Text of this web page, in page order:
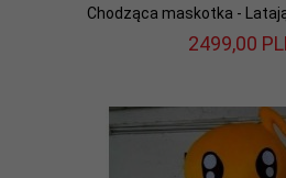
Chodząca maskotka -
2499,00